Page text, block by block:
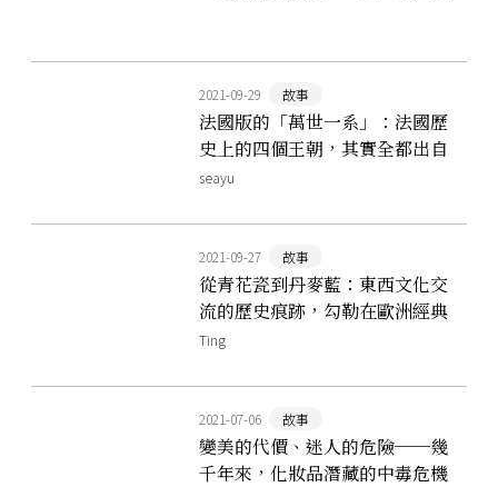
2021-09-29 故事
法國版的「萬世一系」：法國歷
史上的四個王朝，其實全都出自
同一家族
seayu
2021-09-27 故事
從青花瓷到丹麥藍：東西文化交
流的歷史痕跡，勾勒在歐洲經典
瓷器的花紋之中
Ting
2021-07-06 故事
變美的代價、迷人的危險──幾
千年來，化妝品潛藏的中毒危機